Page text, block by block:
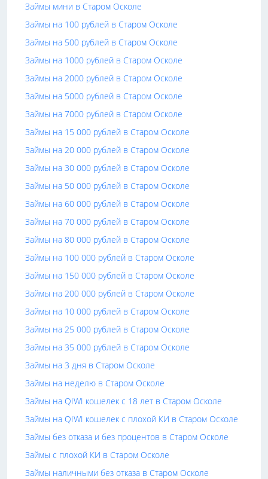
Займы мини в Старом Осколе
Займы на 100 рублей в Старом Осколе
Займы на 500 рублей в Старом Осколе
Займы на 1000 рублей в Старом Осколе
Займы на 2000 рублей в Старом Осколе
Займы на 5000 рублей в Старом Осколе
Займы на 7000 рублей в Старом Осколе
Займы на 15 000 рублей в Старом Осколе
Займы на 20 000 рублей в Старом Осколе
Займы на 30 000 рублей в Старом Осколе
Займы на 50 000 рублей в Старом Осколе
Займы на 60 000 рублей в Старом Осколе
Займы на 70 000 рублей в Старом Осколе
Займы на 80 000 рублей в Старом Осколе
Займы на 100 000 рублей в Старом Осколе
Займы на 150 000 рублей в Старом Осколе
Займы на 200 000 рублей в Старом Осколе
Займы на 10 000 рублей в Старом Осколе
Займы на 25 000 рублей в Старом Осколе
Займы на 35 000 рублей в Старом Осколе
Займы на 3 дня в Старом Осколе
Займы на неделю в Старом Осколе
Займы на QIWI кошелек с 18 лет в Старом Осколе
Займы на QIWI кошелек с плохой КИ в Старом Осколе
Займы без отказа и без процентов в Старом Осколе
Займы с плохой КИ в Старом Осколе
Займы наличными без отказа в Старом Осколе